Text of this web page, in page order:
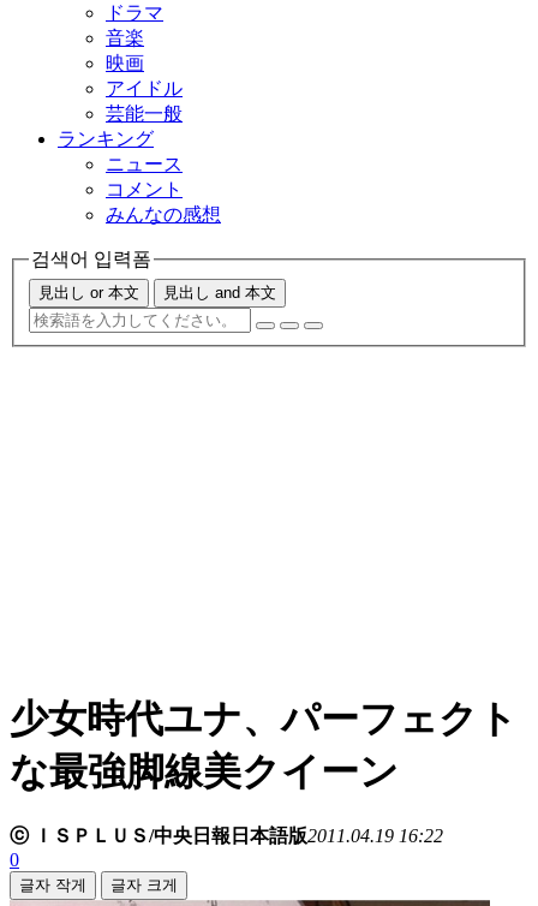
ドラマ
音楽
映画
アイドル
芸能一般
ランキング
ニュース
コメント
みんなの感想
검색어 입력폼
見出し or 本文 見出し and 本文
少女時代ユナ、パーフェクト
な最強脚線美クイーン
ⓒ ＩＳＰＬＵＳ/中央日報日本語版2011.04.19 16:22
0
글자 작게 글자 크게